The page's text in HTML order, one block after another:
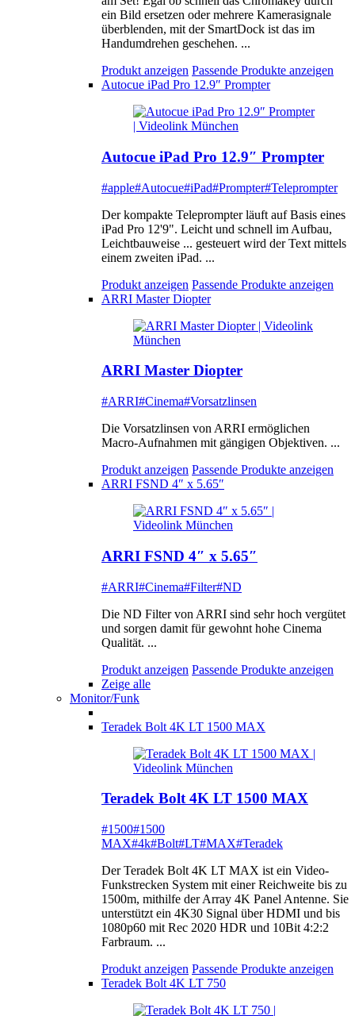
ein Bild ersetzen oder mehrere Kamerasignale
überblenden, mit der SmartDock ist das im
Handumdrehen geschehen. ...
Produkt anzeigen Passende Produkte anzeigen
Autocue iPad Pro 12.9″ Prompter
Autocue iPad Pro 12.9″ Prompter
#apple#Autocue#iPad#Prompter#Teleprompter
Der kompakte Teleprompter läuft auf Basis eines
iPad Pro 12'9". Leicht und schnell im Aufbau,
Leichtbauweise ... gesteuert wird der Text mittels
einem zweiten iPad. ...
Produkt anzeigen Passende Produkte anzeigen
ARRI Master Diopter
ARRI Master Diopter
#ARRI#Cinema#Vorsatzlinsen
Die Vorsatzlinsen von ARRI ermöglichen
Macro-Aufnahmen mit gängigen Objektiven. ...
Produkt anzeigen Passende Produkte anzeigen
ARRI FSND 4″ x 5.65″
ARRI FSND 4″ x 5.65″
#ARRI#Cinema#Filter#ND
Die ND Filter von ARRI sind sehr hoch vergütet
und sorgen damit für gewohnt hohe Cinema
Qualität. ...
Produkt anzeigen Passende Produkte anzeigen
Zeige alle
Monitor/Funk
Teradek Bolt 4K LT 1500 MAX
Teradek Bolt 4K LT 1500 MAX
#1500#1500
MAX#4k#Bolt#LT#MAX#Teradek
Der Teradek Bolt 4K LT MAX ist ein Video-
Funkstrecken System mit einer Reichweite bis zu
1500m, mithilfe der Array 4K Panel Antenne. Sie
unterstützt ein 4K30 Signal über HDMI und bis
1080p60 mit Rec 2020 HDR und 10Bit 4:2:2
Farbraum. ...
Produkt anzeigen Passende Produkte anzeigen
Teradek Bolt 4K LT 750